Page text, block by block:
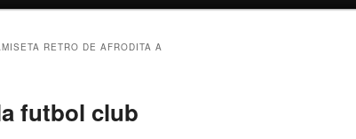
RETRO DE AFRODITA A
futbol club